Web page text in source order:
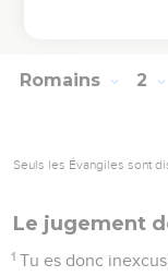
Romains 2
Seuls les Évangiles sont
Le jugement
1 Tu es donc